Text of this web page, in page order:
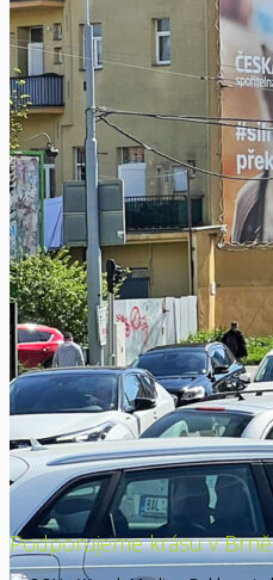
Podporujeme krásu v Brně